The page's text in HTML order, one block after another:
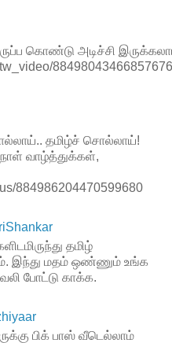
கொண்டு அடிச்சி
தமிழ்ச் சொல்லாய்!
வாழ்த்துக்கள்,
884986204470599680
தமிழ்
இந்து மதம் ஒண்ணும் உங்க
போட்டு காக்க.
பிக் பாஸ் வீடெல்லாம்